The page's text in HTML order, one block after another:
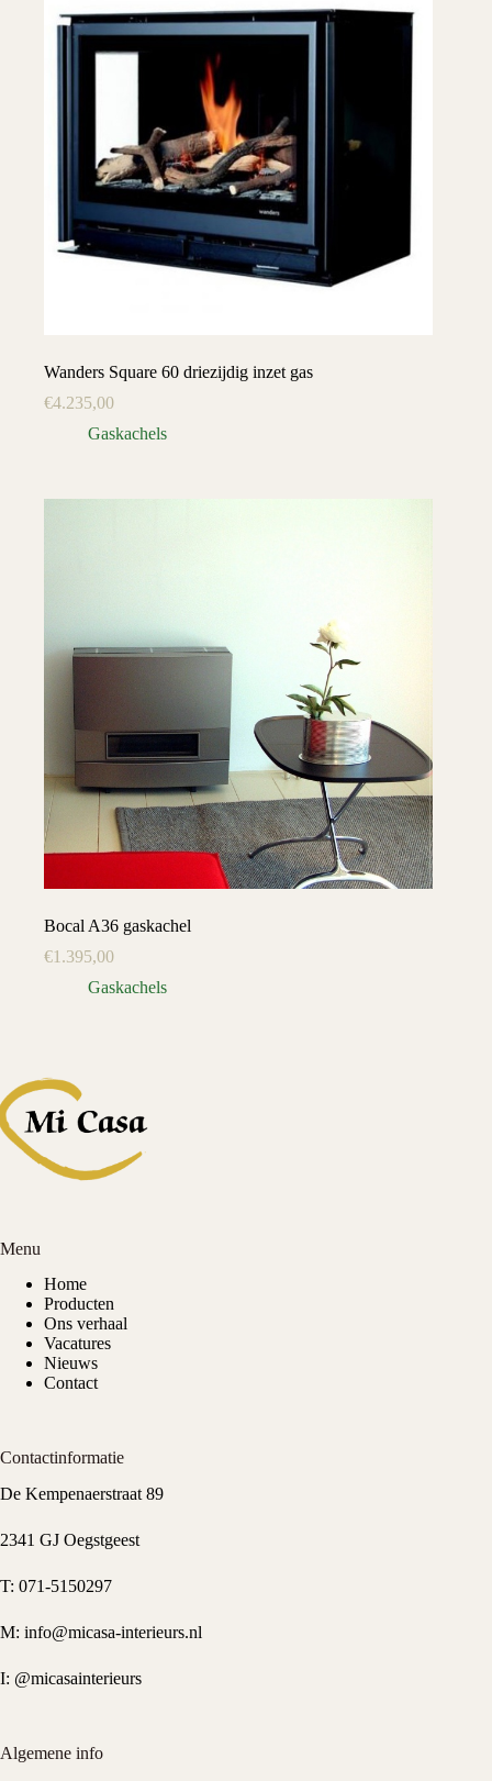
Wanders Square 60 driezijdig inzet gas
€4.235,00
Gaskachels
Bocal A36 gaskachel
€1.395,00
Gaskachels
Menu
Home
Producten
Ons verhaal
Vacatures
Nieuws
Contact
Contactinformatie
De Kempenaerstraat 89
2341 GJ Oegstgeest
T: 071-5150297
M: info@micasa-interieurs.nl
I: @micasainterieurs
Algemene info